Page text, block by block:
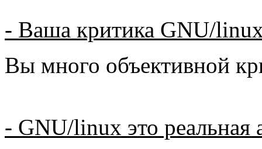
- Ваша критика GNU/
Вы много объективной
- GNU/linux это реальная